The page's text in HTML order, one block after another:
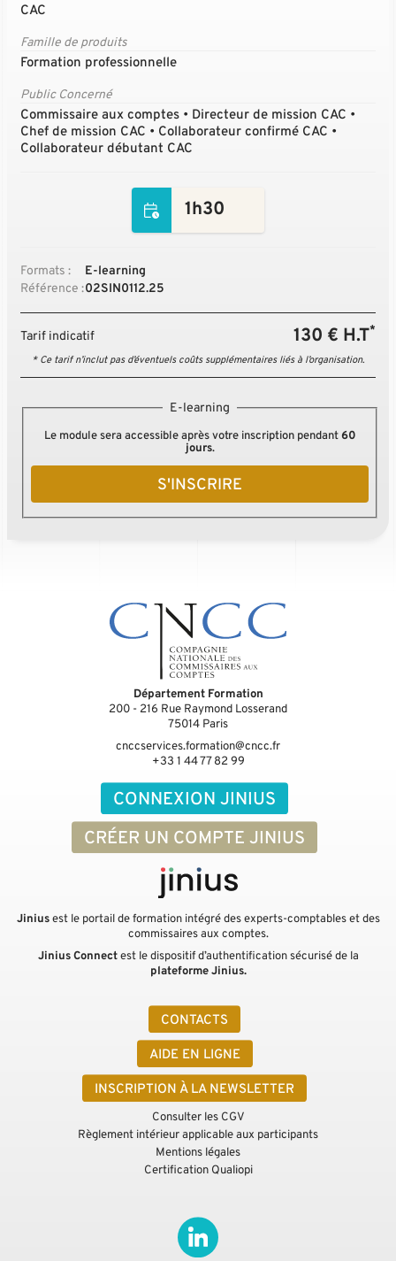
CAC
Famille de produits
Formation professionnelle
Public Concerné
Commissaire aux comptes • Directeur de mission CAC •
Chef de mission CAC • Collaborateur confirmé CAC •
Collaborateur débutant CAC
1h30
Formats :
E-learning
Référence :02SIN0112.25
Tarif indicatif 130 € H.T*
* Ce tarif n’inclut pas d’éventuels coûts supplémentaires liés à l’organisation.
E-learning
Le module sera accessible après votre inscription pendant60
jours.
S'INSCRIRE
CONNEXION JINIUS
CRÉER UN COMPTE JINIUS
CONTACTS
AIDE EN LIGNE
INSCRIPTION À LA NEWSLETTER
Département Formation
200 - 216 Rue Raymond Losserand
75014 Paris
cnccservices.formation@cncc.fr
+33 1 44 77 82 99
Jiniusest le portail de formation intégré des experts-comptables et des
commissaires aux comptes.
Jinius Connectest le dispositif d’authentification sécurisé de la
plateforme Jinius.
Consulter les CGV
Règlement intérieur applicable aux participants
Mentions légales
Certification Qualiopi